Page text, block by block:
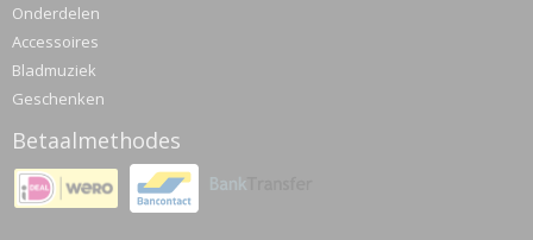
Onderdelen
Accessoires
Bladmuziek
Geschenken
Betaalmethodes